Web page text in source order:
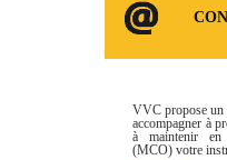
VVC propose un
accompagner à
à maintenir en
(MCO) votre